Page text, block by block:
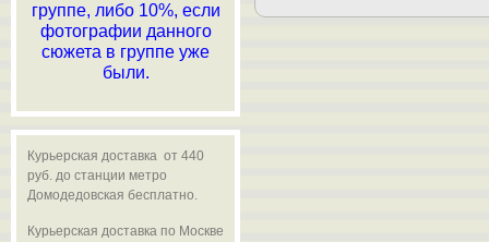
группе, либо 10%, если
фотографии данного
сюжета в группе уже
были.
Курьерская доставка от 440
руб. до станции метро
Домодедовская бесплатно.
Курьерская доставка по Москве